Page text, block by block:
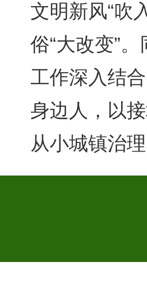
文明新风“吹
俗“大改变”
工作深入结
身边人，以
从小城镇治